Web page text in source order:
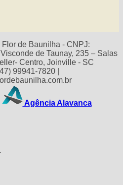
Flor de Baunilha - CNPJ:
de Taunay, 235 – Salas
Centro, Joinville - SC
99941-7820 |
Agência Alavanca